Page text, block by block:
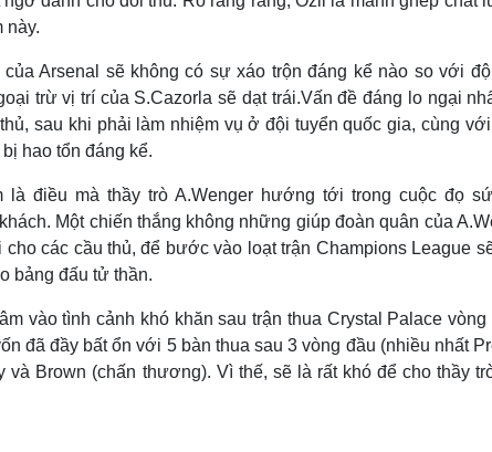
này.
Arsenal sẽ không có sự xáo trộn đáng kể nào so với
trừ vị trí của S.Cazorla sẽ dạt trái.Vấn đề đáng lo ngại
sau khi phải làm nhiệm vụ ở đội tuyển quốc gia, cùng
hao tổn đáng kể.
điều mà thầy trò A.Wenger hướng tới trong cuộc đọ
Một chiến thắng không những giúp đoàn quân của
các cầu thủ, để bước vào loạt trận Champions League
bảng đấu tử thần.
vào tình cảnh khó khăn sau trận thua Crystal Palace
đã đầy bất ổn với 5 bàn thua sau 3 vòng đầu (nhiều nhất
và Brown (chấn thương). Vì thế, sẽ là rất khó để cho thầy